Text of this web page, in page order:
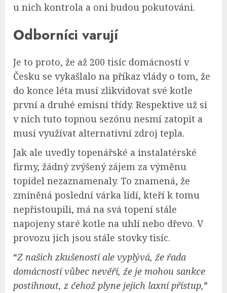
u nich kontrola a oni budou pokutováni.
Odborníci varují
Je to proto, že až 200 tisíc domácností v
Česku se vykašlalo na příkaz vlády o tom, že
do konce léta musí zlikvidovat své kotle
první a druhé emisní třídy. Respektive už si
v nich tuto topnou sezónu nesmí zatopit a
musí využívat alternativní zdroj tepla.
Jak ale uvedly topenářské a instalatérské
firmy, žádný zvýšený zájem za výměnu
topidel nezaznamenaly. To znamená, že
zmíněná poslední várka lidí, kteří k tomu
nepřistoupili, má na svá topení stále
napojeny staré kotle na uhlí nebo dřevo. V
provozu jich jsou stále stovky tisíc.
“Z našich zkušeností ale vyplývá, že řada
domácností vůbec nevěří, že je mohou sankce
postihnout, z čehož plyne jejich laxní přístup,”